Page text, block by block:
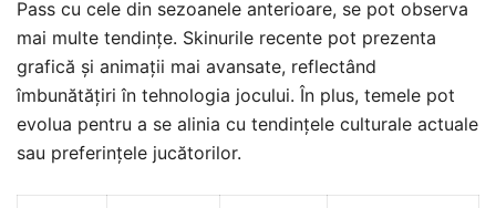
Pass cu cele din sezoanele anterioare, se pot observa
mai multe tendințe. Skinurile recente pot prezenta
grafică și animații mai avansate, reflectând
îmbunătățiri în tehnologia jocului. În plus, temele pot
evolua pentru a se alinia cu tendințele culturale actuale
sau preferințele jucătorilor.